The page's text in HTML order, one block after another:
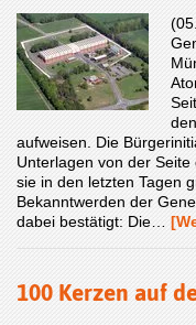
aufweisen. Die
Unterlagen von der
sie in den letzten Tagen
Bekanntwerden der
dabei bestätigt: Die…
100 Kerzen auf